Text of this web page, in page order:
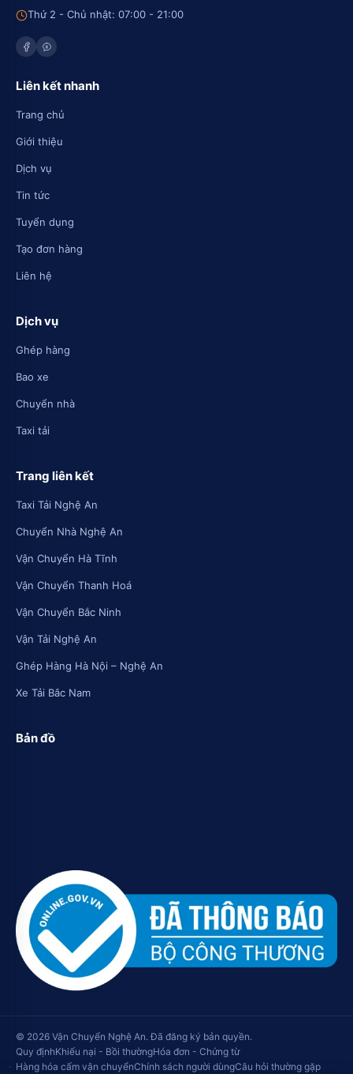
Thứ 2 - Chủ nhật: 07:00 - 21:00
Liên kết nhanh
Trang chủ
Giới thiệu
Dịch vụ
Tin tức
Tuyển dụng
Tạo đơn hàng
Liên hệ
Dịch vụ
Ghép hàng
Bao xe
Chuyển nhà
Taxi tải
Trang liên kết
Taxi Tải Nghệ An
Chuyển Nhà Nghệ An
Vận Chuyển Hà Tĩnh
Vận Chuyển Thanh Hoá
Vận Chuyển Bắc Ninh
Vận Tải Nghệ An
Ghép Hàng Hà Nội – Nghệ An
Xe Tải Bắc Nam
Bản đồ
© 2026 Vận Chuyển Nghệ An. Đã đăng ký bản quyền.
Quy địnhKhiếu nại - Bồi thườngHóa đơn - Chứng từ
Hàng hóa cấm vận chuyểnChính sách người dùngCâu hỏi thường gặp